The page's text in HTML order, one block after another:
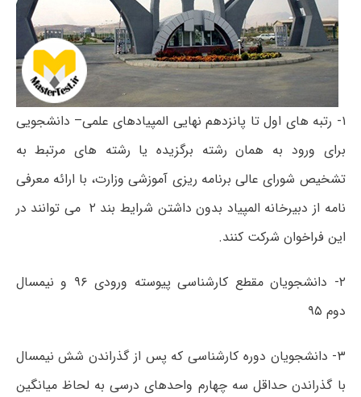
۱- رتبه های اول تا پانزدهم نهایی المپیادهای علمی– دانشجویی
برای ورود به همان رشته برگزیده یا رشته های مرتبط به
تشخیص شورای عالی برنامه ریزی آموزشی وزارت، با ارائه معرفی
نامه از دبیرخانه المپیاد بدون داشتن شرایط بند ۲ می توانند در
این فراخوان شرکت کنند.
۲- دانشجویان مقطع کارشناسی پیوسته ورودی ۹۶ و نیمسال
دوم ۹۵
۳- دانشجویان دوره کارشناسی که پس از گذراندن شش نیمسال
با گذراندن حداقل سه چهارم واحدهای درسی به لحاظ میانگین